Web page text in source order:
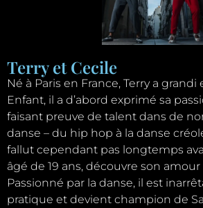
Terry et Cecile
Né à Paris en France, Terry a
Enfant, il a d’abord exprimé sa
faisant preuve de talent dans de
danse – du hip hop à la danse
fallut cependant pas longtemps
âgé de 19 ans, découvre son amour
Passionné par la danse, il est
pratique et devient champion de